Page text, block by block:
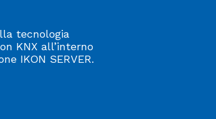
tecnologia
KNX all’interno
IKON SERVER.